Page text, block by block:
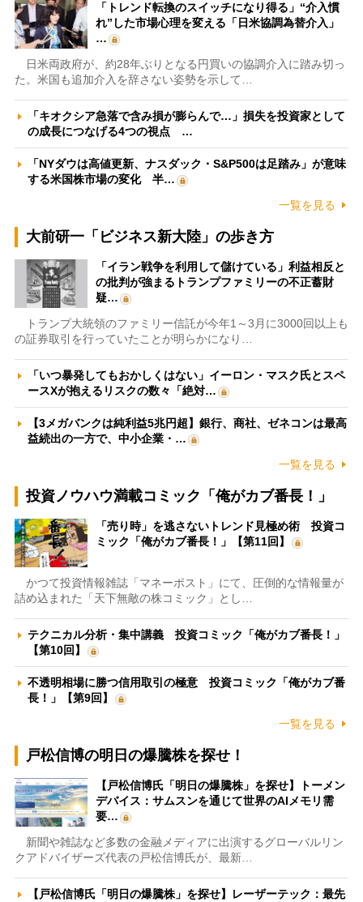
「トレンド転換のスイッチになり得る」“介入慣
れ”した市場心理を変える「日米協調為替介入」
…
日米両政府が、約28年ぶりとなる円買いの協調介入に踏み切っ
た。米国も追加介入を辞さない姿勢を示して…
「キオクシア急落で含み損が膨らんで…」損失を投資家として
の成長につなげる4つの視点 …
「NYダウは高値更新、ナスダック・S&P500は足踏み」が意味
する米国株市場の変化 半…
一覧を見る
大前研一「ビジネス新大陸」の歩き方
「イラン戦争を利用して儲けている」利益相反と
の批判が強まるトランプファミリーの不正蓄財
疑…
トランプ大統領のファミリー信託が今年1～3月に3000回以上も
の証券取引を行っていたことが明らかになり…
「いつ暴発してもおかしくはない」イーロン・マスク氏とスペ
ースXが抱えるリスクの数々「絶対…
【3メガバンクは純利益5兆円超】銀行、商社、ゼネコンは最高
益続出の一方で、中小企業・…
一覧を見る
投資ノウハウ満載コミック「俺がカブ番長！」
「売り時」を逃さないトレンド見極め術 投資コ
ミック「俺がカブ番長！」【第11回】
かつて投資情報雑誌「マネーポスト」にて、圧倒的な情報量が
詰め込まれた「天下無敵の株コミック」とし…
テクニカル分析・集中講義 投資コミック「俺がカブ番長！」
【第10回】
不透明相場に勝つ信用取引の極意 投資コミック「俺がカブ番
長！」【第9回】
一覧を見る
戸松信博の明日の爆騰株を探せ！
【戸松信博氏「明日の爆騰株」を探せ】トーメン
デバイス：サムスンを通じて世界のAIメモリ需
要…
新聞や雑誌など多数の金融メディアに出演するグローバルリン
クアドバイザーズ代表の戸松信博氏が、最新…
【戸松信博氏「明日の爆騰株」を探せ】レーザーテック：最先